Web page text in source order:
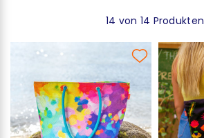
14 von 14 Produkten